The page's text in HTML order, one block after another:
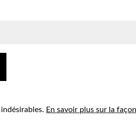
En savoir plus sur la